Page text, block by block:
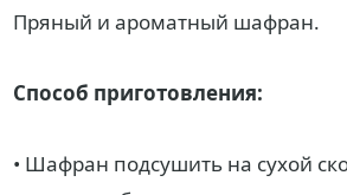
Пряный и ароматный шафран.
Способ приготовления:
• Шафран подсушить на сухой